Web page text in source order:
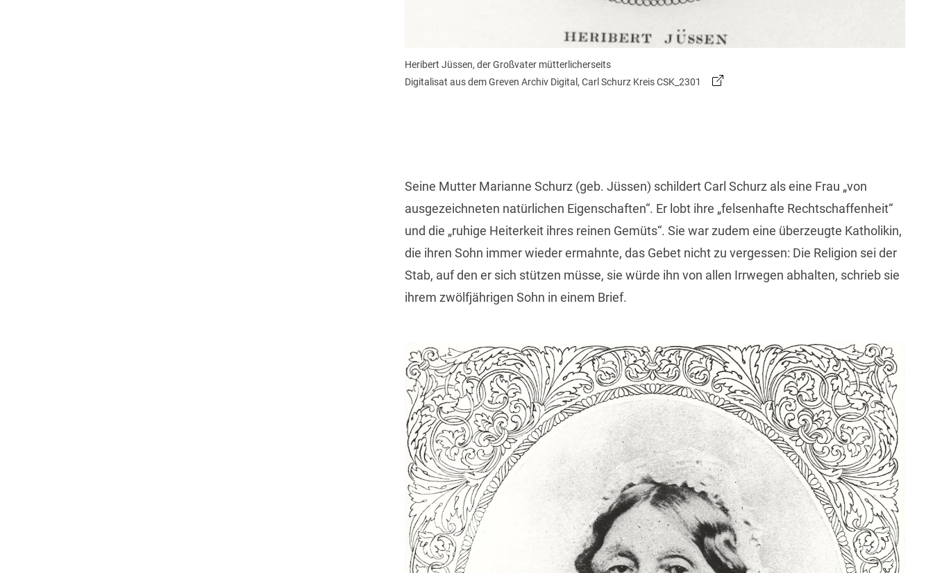
Heribert Jüssen, der Großvater mütterlicherseits
Digitalisat aus dem Greven Archiv Digital, Carl Schurz Kreis CSK_2301
Seine Mutter Marianne Schurz (geb. Jüssen) schildert Carl Schurz als eine Frau „von
ausgezeichneten natürlichen Eigenschaften“. Er lobt ihre „felsenhafte Rechtschaffenheit“
und die „ruhige Heiterkeit ihres reinen Gemüts“. Sie war zudem eine überzeugte Katholikin,
die ihren Sohn immer wieder ermahnte, das Gebet nicht zu vergessen: Die Religion sei der
Stab, auf den er sich stützen müsse, sie würde ihn von allen Irrwegen abhalten, schrieb sie
ihrem zwölfjährigen Sohn in einem Brief.